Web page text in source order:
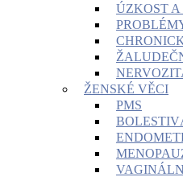
ÚZKOST A
ŽENSKÉ VĚCI
PMS